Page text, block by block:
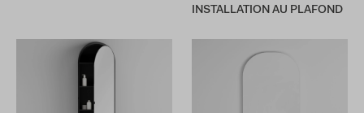
INSTALLATION AU PLAFOND